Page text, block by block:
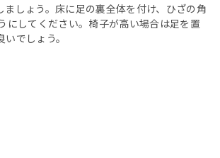
ましょう。床に足の裏全体を付け、ひざの角
にしてください。椅子が高い場合は足を置
でしょう。